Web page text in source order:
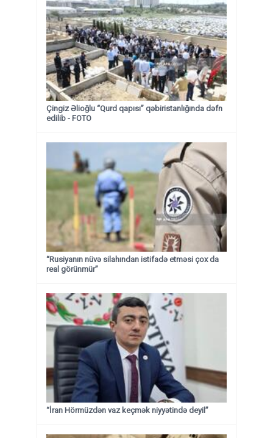
Çingiz Əlioğlu “Qurd qapısı” qəbiristanlığında dəfn
edilib - FOTO
“Rusiyanın nüvə silahından istifadə etməsi çox da
real görünmür”
“İran Hörmüzdən vaz keçmək niyyətində deyil”